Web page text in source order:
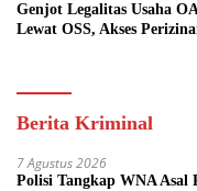
Genjot Legalitas Usaha
Lewat OSS, Akses
Berita Kriminal
7 Agustus 2026
Polisi Tangkap WNA Asal